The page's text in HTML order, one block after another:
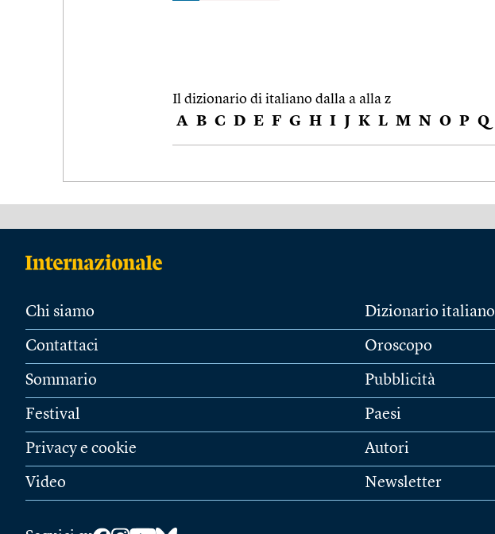
Il dizionario di italiano dalla a alla z
A B C D E F G H I J K L M N O P Q
Chi siamo
Contattaci
Sommario
Festival
Privacy e cookie
Video
Dizionario italiano
Oroscopo
Pubblicità
Paesi
Autori
Newsletter